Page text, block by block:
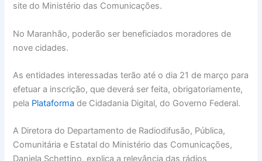
site do Ministério das Comunicações.
No Maranhão, poderão ser beneficiados moradores de
nove cidades.
As entidades interessadas terão até o dia 21 de março para
efetuar a inscrição, que deverá ser feita, obrigatoriamente,
pela Plataformade Cidadania Digital, do Governo Federal.
A Diretora do Departamento de Radiodifusão, Pública,
Comunitária e Estatal do Ministério das Comunicações,
Daniela Schettino, explica a relevância das rádios